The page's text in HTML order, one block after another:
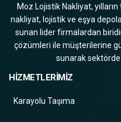
Moz Lojistik Nakliyat,
nakliyat, lojistik ve eşya
sunan lider firmalardan
çözümleri ile müşterilerine
sunarak
HİZMETLERİMİZ
Karayolu Taşıma